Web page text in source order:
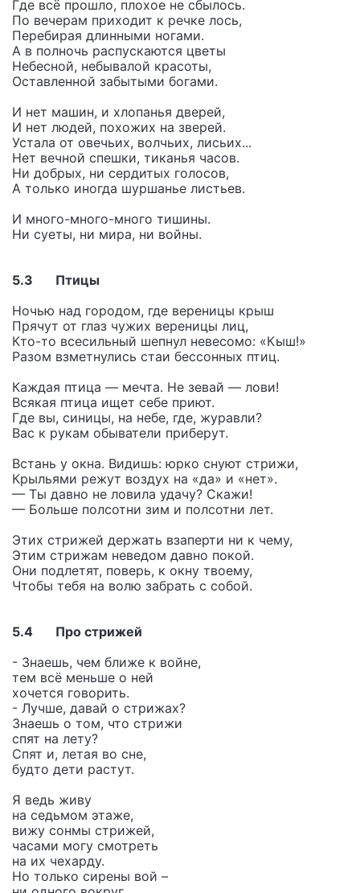
Где всё прошло, плохое не сбылось.
По вечерам приходит к речке лось,
Перебирая длинными ногами.
А в полночь распускаются цветы
Небесной, небывалой красоты,
Оставленной забытыми богами.
И нет машин, и хлопанья дверей,
И нет людей, похожих на зверей.
Устала от овечьих, волчьих, лисьих...
Нет вечной спешки, тиканья часов.
Ни добрых, ни сердитых голосов,
А только иногда шуршанье листьев.
И много-много-много тишины.
Ни суеты, ни мира, ни войны.
5.3 Птицы
Ночью над городом, где вереницы крыш
Прячут от глаз чужих вереницы лиц,
Кто-то всесильный шепнул невесомо: «Кыш!»
Разом взметнулись стаи бессонных птиц.
Каждая птица — мечта. Не зевай — лови!
Всякая птица ищет себе приют.
Где вы, синицы, на небе, где, журавли?
Вас к рукам обыватели приберут.
Встань у окна. Видишь: юрко снуют стрижи,
Крыльями режут воздух на «да» и «нет».
— Ты давно не ловила удачу? Скажи!
— Больше полсотни зим и полсотни лет.
Этих стрижей держать взаперти ни к чему,
Этим стрижам неведом давно покой.
Они подлетят, поверь, к окну твоему,
Чтобы тебя на волю забрать с собой.
5.4 Про стрижей
- Знаешь, чем ближе к войне,
тем всё меньше о ней
хочется говорить.
- Лучше, давай о стрижах?
Знаешь о том, что стрижи
спят на лету?
Спят и, летая во сне,
будто дети растут.
Я ведь живу
на седьмом этаже,
вижу сонмы стрижей,
часами могу смотреть
на их чехарду.
Но только сирены вой –